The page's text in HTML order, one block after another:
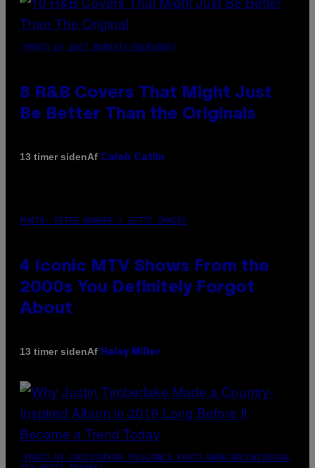
(PHOTO BY EBET ROBERTS/REDFERNS)
8 R&B Covers That Might Just
Be Better Than the Originals
13 timer sidenAf Caleb Catlin
PHOTO: PETER KRAMER / GETTY IMAGES
4 Iconic MTV Shows From the
2000s You Definitely Forgot
About
13 timer sidenAf Haley Miller
(PHOTO BY CHRISTOPHER POLK/NBCU PHOTO BANK/NBCUNIVERSAL